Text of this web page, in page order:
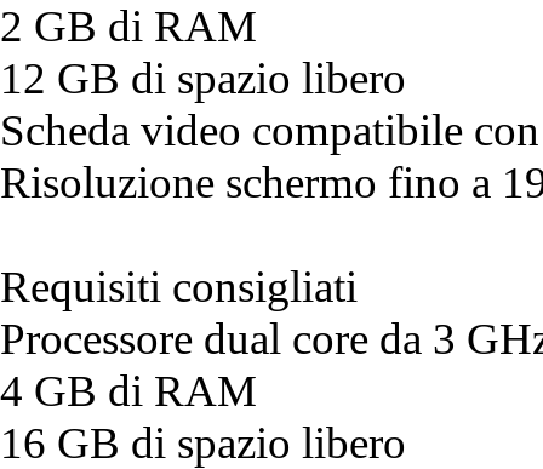
2 GB di RAM
12 GB di spazio libero
Scheda video compatibile
Risoluzione schermo fino a
Requisiti consigliati
Processore dual core da 3
4 GB di RAM
16 GB di spazio libero